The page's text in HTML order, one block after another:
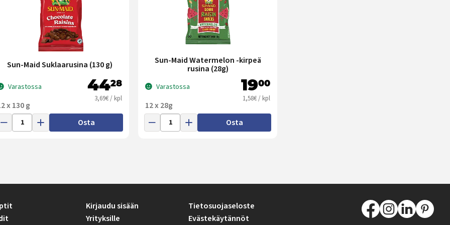
Sun-Maid Suklaarusina (130 g)
Varastossa 4428
x 130 g
3,69€ / kpl
Osta
Sun-Maid Watermelon -kirpeä
rusina (28g)
Varastossa 1900
12 x 28g
1,58€ / kpl
Osta
Kirjaudu sisään
Yrityksille
Tietosuojaseloste
Evästekäytännöt